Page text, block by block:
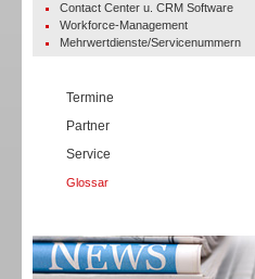
Contact Center u. CRM Software
Workforce-Management
Mehrwertdienste/Servicenummern
Termine
Partner
Service
Glossar